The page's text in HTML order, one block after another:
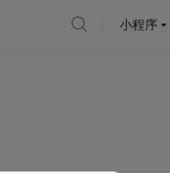
小程序